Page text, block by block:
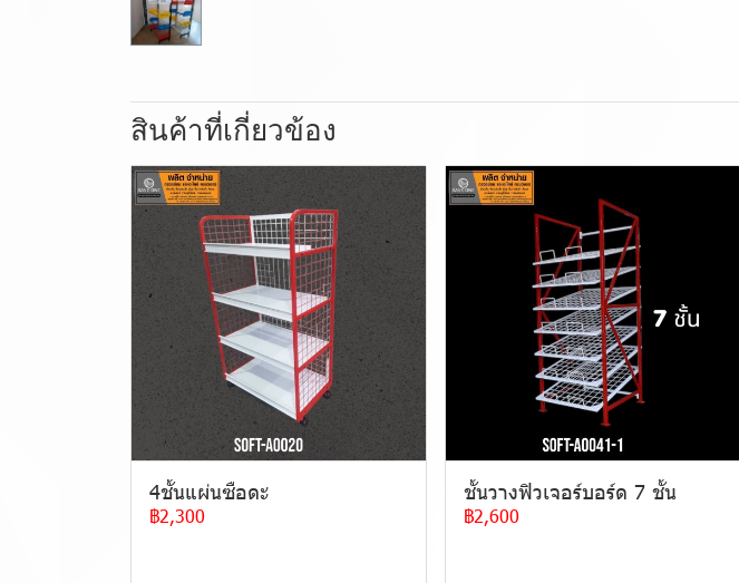
สินค้าที่เกี่ยวข้อง
4ชั้นแผ่นซือดะ
฿2,300
ชั้นวางฟิวเจอร์บอร์ด 7 ชั้น
฿2,600